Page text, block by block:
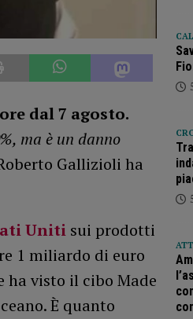
dal 7 agosto.
ma è un danno
Gallizioli ha
Uniti sui prodotti
1 miliardo di euro
ha visto il cibo Made
È quanto